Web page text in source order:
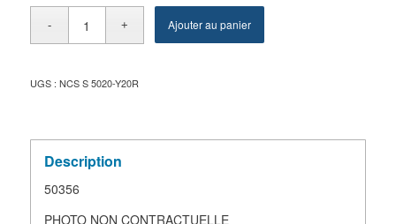
Ajouter au panier
UGS : NCS S 5020-Y20R
Description
50356
PHOTO NON CONTRACTUELLE